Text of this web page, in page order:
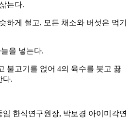
는다.
하게 썰고, 모든 채소와 버섯은 먹기
을 넣는다.
불고기를 얹어 4의 육수를 붓고 끓
다.
임 한식연구원장, 박보경 아이미각연